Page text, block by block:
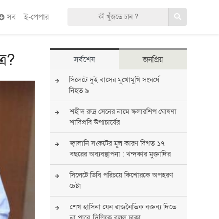
সব ই-পেপার
সর্বশেষ জনপ্রিয়
সিলেটে দুই বাসের মুখোমুখি সংঘর্ষে
নিহত ৯
শহীদ রুদ্র সেনের নামে স্কলারশিপ ঘোষণা
শাবিপ্রবি উপাচার্যের
জ্বালানি সংকটের মূল কারণ বিগত ১৭
বছরের অব্যবস্থাপনা : খন্দকার মুক্তাদির
সিলেটে ডিবি পরিচয়ে কিশোরকে অপহরণ
চেষ্টা
শেখ হাসিনা যেন রাজনৈতিক বক্তব্য দিতে